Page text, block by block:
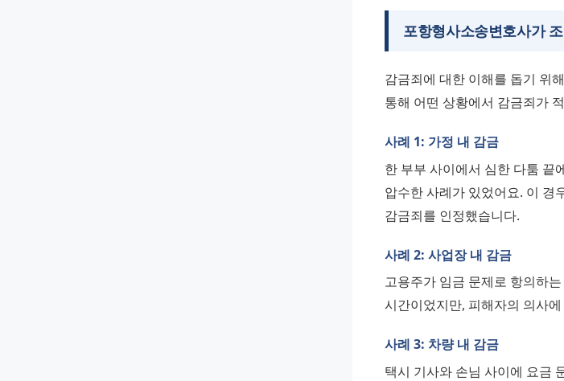
포항형사소송변호사가
감금죄에 대한 이해를 돕기 위
통해 어떤 상황에서 감금죄가
사례 1: 가정 내 감금
한 부부 사이에서 심한 다툼 끝
압수한 사례가 있었어요. 이 경
감금죄를 인정했습니다.
사례 2: 사업장 내 감금
고용주가 임금 문제로 항의하
시간이었지만, 피해자의 의사
사례 3: 차량 내 감금
택시 기사와 손님 사이에 요금